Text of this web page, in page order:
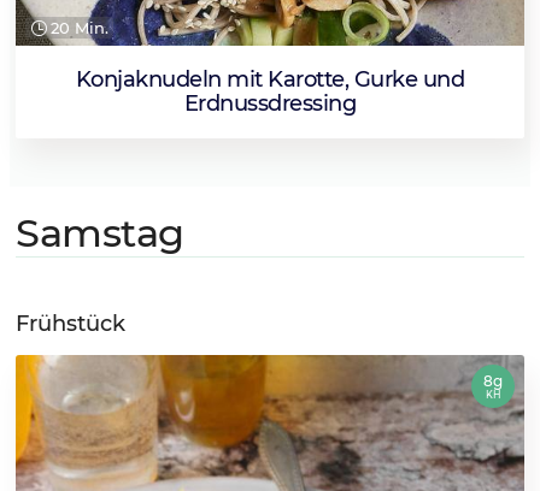
20 Min.
Konjaknudeln mit Karotte, Gurke und
Erdnussdressing
Samstag
Frühstück
8g
KH